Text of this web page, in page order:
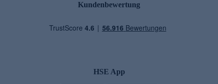
Kundenbewertung
HSE App